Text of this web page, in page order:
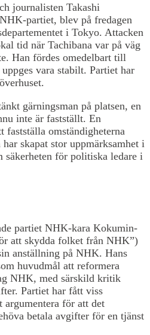
journalisten Takashi
partiet, blev på fredagen
i Tokyo. Attacken
tid när Tachibana var på väg
Han fördes omedelbart till
vara stabilt. Partiet har
gärningsman på platsen, en
inte är fastställt. En
omständigheterna
skapat stor uppmärksamhet i
säkerheten för politiska ledare i
partiet NHK-kara Kokumin-
att skydda folket från NHK”)
anställning på NHK. Hans
huvudmål att reformera
NHK, med särskild kritik
Partiet har fått viss
argumentera för att det
betala avgifter för en tjänst